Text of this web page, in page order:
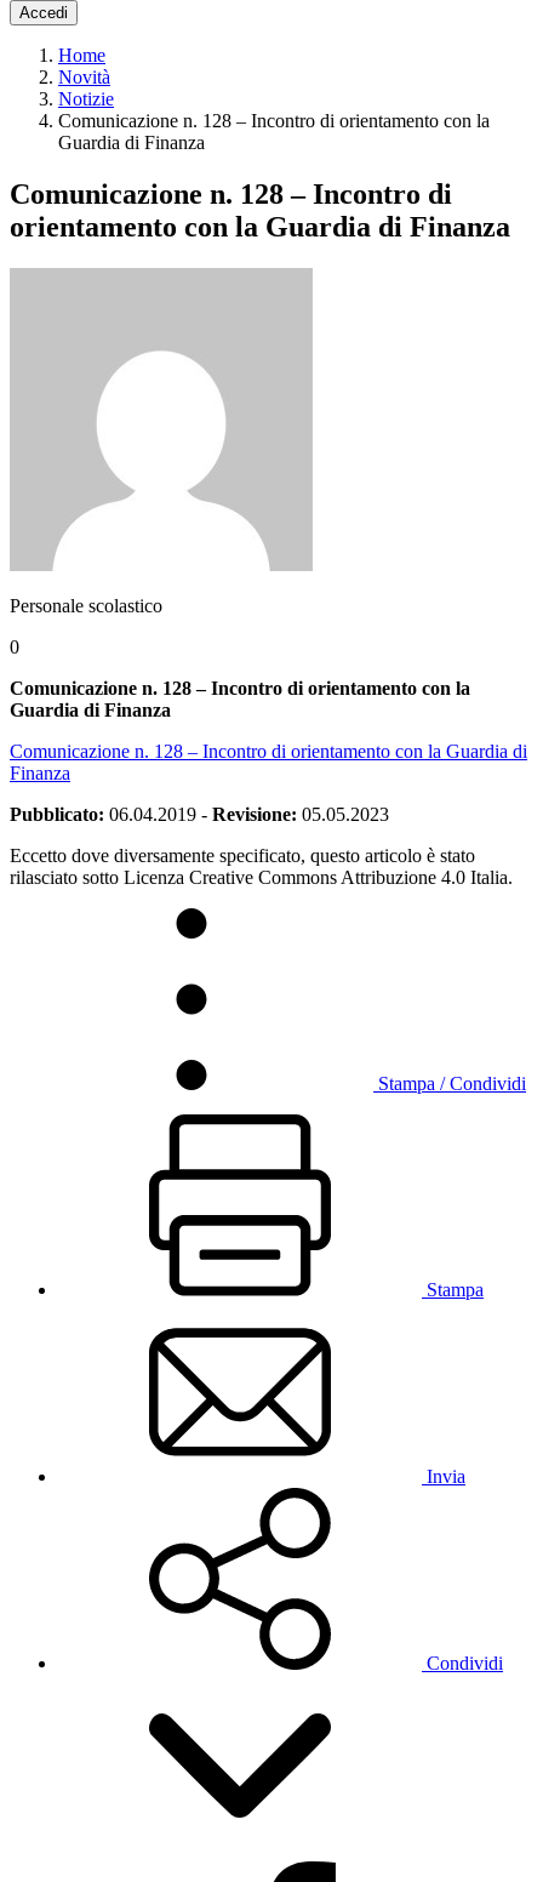
Accedi
Home
Novità
Notizie
Comunicazione n. 128 – Incontro di orientamento con la
Guardia di Finanza
Comunicazione n. 128 – Incontro di
orientamento con la Guardia di Finanza
Personale scolastico
0
Comunicazione n. 128 – Incontro di orientamento con la
Guardia di Finanza
Comunicazione n. 128 – Incontro di orientamento con la Guardia di
Finanza
Pubblicato: 06.04.2019 - Revisione: 05.05.2023
Eccetto dove diversamente specificato, questo articolo è stato
rilasciato sotto Licenza Creative Commons Attribuzione 4.0 Italia.
Stampa / Condividi
Stampa
Invia
Condividi